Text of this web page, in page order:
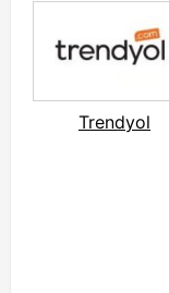
Trendyol